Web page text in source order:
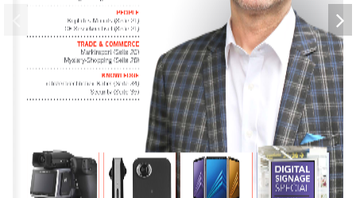
PEOPLE
Kopf des Monats (Seite 21)
CE-Sesselwechsel (Seite 21)
TRADE & COMMERCE
Marktreport (Seite 26)
Mystery-Shopping (Seite 28)
KNOWLEDGE
«Unzerbrechliche» Kabel (Seite 34)
Security (Seite 35)